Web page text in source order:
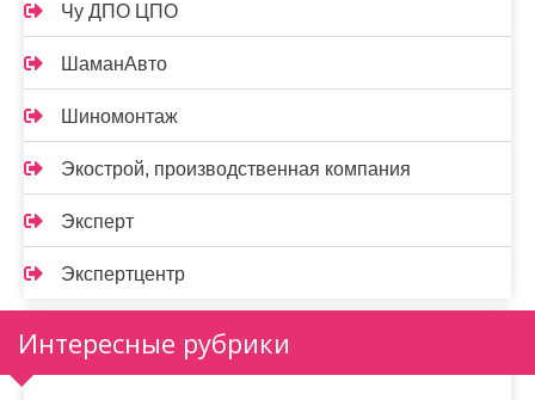
Чу ДПО ЦПО
ШаманАвто
Шиномонтаж
Экострой, производственная компания
Эксперт
Экспертцентр
Интересные рубрики